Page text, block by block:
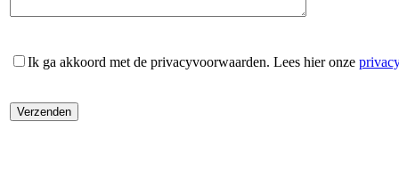
Ik ga akkoord met de privacyvoorwaarden. Lees hier onze